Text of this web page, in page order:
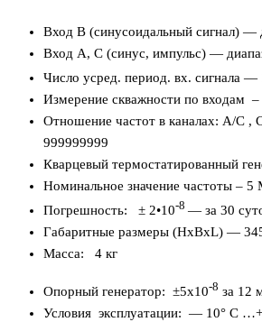
Вход В (синусоидальный сигнал)
Вход А, С (синус, импульс) —
Число усред. период. вх. сигнала
Измерение скважности по входам
Отношение частот в каналах: А/С
999999999
Кварцевый термостатированный
Номинальное значение частоты –
Погрешность: ± 2•10-8 — за 30
Габаритные размеры (НхВхL) —
Масса: 4 кг
Опорный генератор: ±5х10-8 за 12
Условия эксплуатации: — 10° С